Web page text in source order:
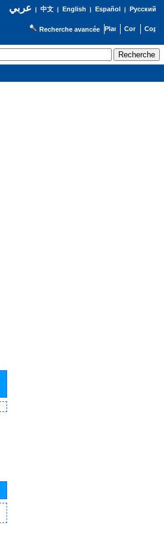
عربي| 中文| English | Español | Русский
Recherche avancée